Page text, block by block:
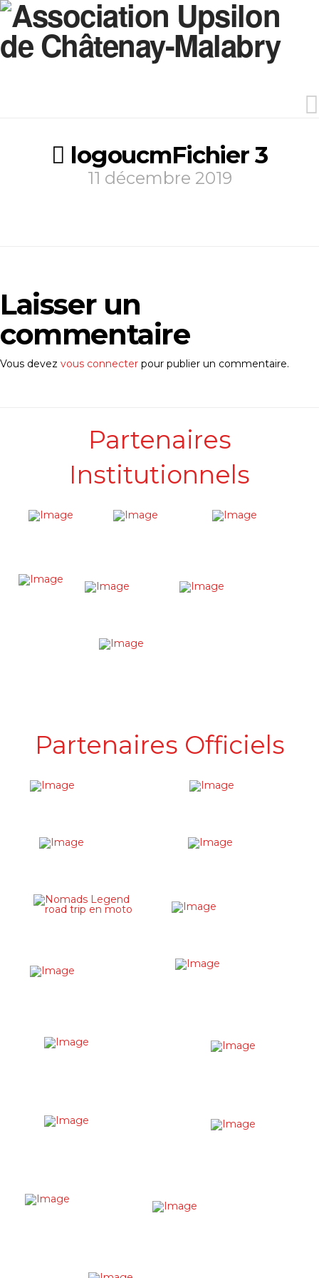
logoucmFichier 3
11 décembre 2019
Laisser un
commentaire
Vous devez vous connecter pour publier un commentaire.
Partenaires
Institutionnels
Partenaires Officiels